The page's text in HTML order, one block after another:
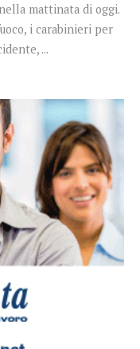
mattinata di oggi.
i carabinieri per
...